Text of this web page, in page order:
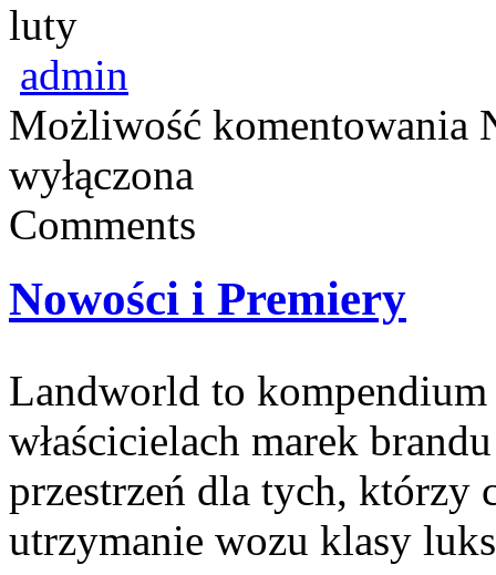
luty
admin
Możliwość komentowania
wyłączona
Comments
Nowości i Premiery
Landworld to
właścicielach marek
przestrzeń dla tych, którzy
utrzymanie wozu klasy